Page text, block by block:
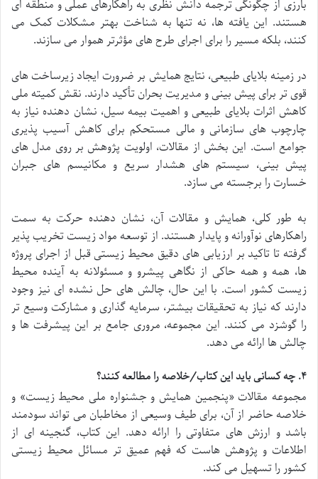
بارزی از چگونگی ترجمه دانش نظری به راهکارهای عملی و منطقه ای
هستند. این یافته ها، نه تنها به شناخت بهتر مشکلات کمک می
کنند، بلکه مسیر را برای اجرای طرح های مؤثرتر هموار می سازند.
در زمینه بلایای طبیعی، نتایج همایش بر ضرورت ایجاد زیرساخت های
قوی تر برای پیش بینی و مدیریت بحران تأکید دارند. نقش کمیته ملی
کاهش اثرات بلایای طبیعی و اهمیت بیمه سیل، نشان دهنده نیاز به
چارچوب های سازمانی و مالی مستحکم برای کاهش آسیب پذیری
جوامع است. این بخش از مقالات، اولویت پژوهش بر روی مدل های
پیش بینی، سیستم های هشدار سریع و مکانیسم های جبران
خسارت را برجسته می سازد.
به طور کلی، همایش و مقالات آن، نشان دهنده حرکت به سمت
راهکارهای نوآورانه و پایدار هستند. از توسعه مواد زیست تخریب پذیر
گرفته تا تاکید بر ارزیابی های دقیق محیط زیستی قبل از اجرای پروژه
ها، همه و همه حاکی از نگاهی پیشرو و مسئولانه به آینده محیط
زیست کشور است. با این حال، چالش های حل نشده ای نیز وجود
دارند که نیاز به تحقیقات بیشتر، سرمایه گذاری و مشارکت وسیع تر
را گوشزد می کنند. این مجموعه، مروری جامع بر این پیشرفت ها و
چالش ها ارائه می دهد.
۴. چه کسانی باید این کتاب/خلاصه را مطالعه کنند؟
مجموعه مقالات «پنجمین همایش و جشنواره ملی محیط زیست» و
خلاصه حاضر از آن، برای طیف وسیعی از مخاطبان می تواند سودمند
باشد و ارزش های متفاوتی را ارائه دهد. این کتاب، گنجینه ای از
اطلاعات و پژوهش هاست که فهم عمیق تر مسائل محیط زیستی
کشور را تسهیل می کند.